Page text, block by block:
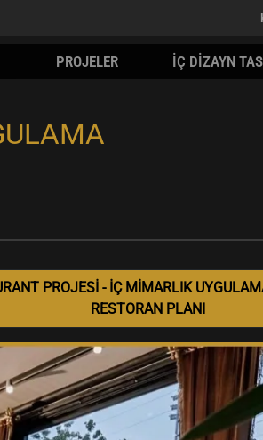
PROJELER İÇ DİZAYN
PROJESİ - İÇ MİMARLIK
RESTORAN PLANI